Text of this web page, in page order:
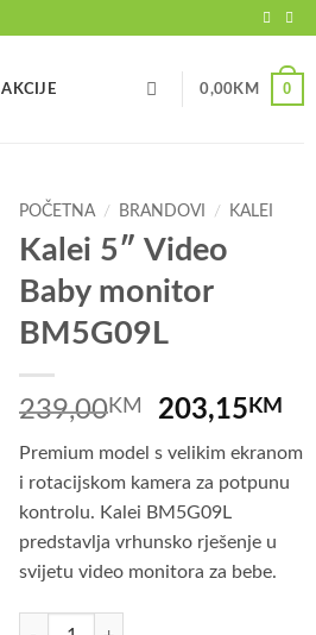
AKCIJE 0,00KM 0
POČETNA / BRANDOVI / KALEI
Kalei 5″ Video
Baby monitor
BM5G09L
239,00KM
Izvorna
bila
je:
239,00KM.
203,15 KM
je:
Premium model s velikim ekranom
i rotacijskom kamera za potpunu
kontrolu. Kalei BM5G09L
predstavlja vrhunsko rješenje u
svijetu video monitora za bebe.
Kalei 5" Video Baby monitor BM5G09L